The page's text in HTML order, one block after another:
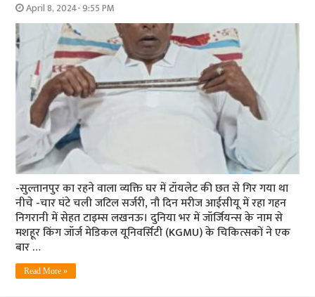
April 8, 2024- 9:55 PM
-सुल्तानपुर का रहने वाला व्यक्ति घर में टॉयलेट की छत से गिर गया था
नीचे -चार घंटे चली जटिल सर्जरी, नौ दिन मरीज आईसीयू में रहा गहन
निगरानी में सेहत टाइम्स लखनऊ। दुनिया भर में जॉर्जियन्स के नाम से
मशहूर किंग जॉर्ज मेडिकल यूनिवर्सिटी (KGMU) के चिकित्सकों ने एक
बार …
Read More »